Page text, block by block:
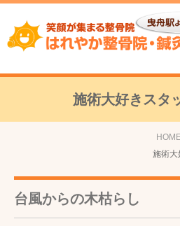
施術大好きスタ
施術大
台風からの木枯らし